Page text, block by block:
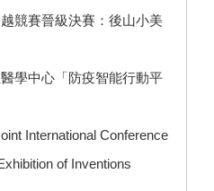
競賽晉級決賽：後山小美
學中心「防疫智能行動平
International Conference
of Inventions